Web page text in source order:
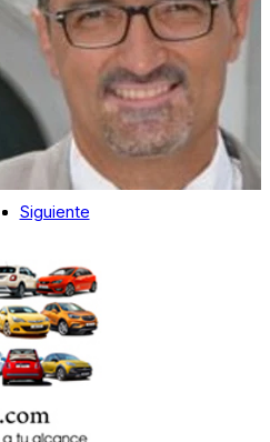
Siguiente